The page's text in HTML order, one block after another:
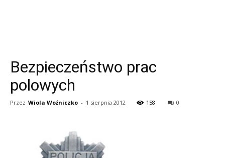
Bezpieczeństwo prac
polowych
Przez Wiola Woźniczko - 1 sierpnia 2012 158 0